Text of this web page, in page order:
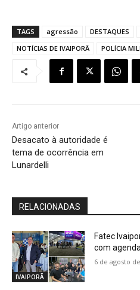
TAGS agressão DESTAQUES
NOTÍCIAS DE IVAIPORÃ
POLÍCIA
Artigo anterior
Desacato à autoridade é
tema de ocorrência em
Lunardelli
RELACIONADAS
IVAIPORÃ
Fatec
com
6 de agosto